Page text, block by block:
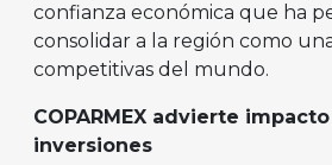
confianza económica que ha
consolidar a la región como
competitivas del mundo.
COPARMEX advierte
inversiones